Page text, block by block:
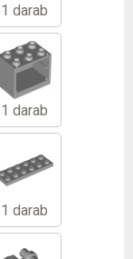
1 darab
1 darab
1 darab